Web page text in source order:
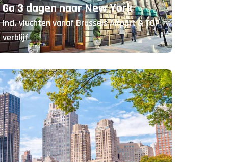
Ga 3 dagen naar New York
Incl. vluchten vanaf Brussels Airport & TOP
verblijf